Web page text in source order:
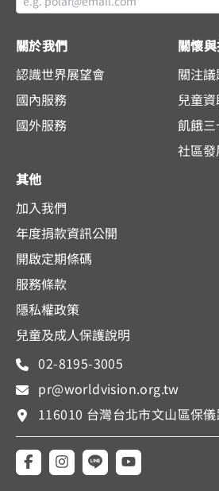
關於我們
認識世界展望會
國內服務
國外服務
關懷
關注議
兒童
飢餓
社區
其他
加入我們
年度捐款資訊公開
開啟定期條碼
服務條款
隱私權政策
兒童及成人保護說明
02-8195-3005
pr@worldvision.org.tw
116010 台灣台北市文山區保